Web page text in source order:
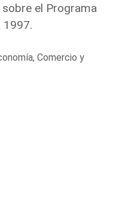
el Programa
1997.
Comercio y